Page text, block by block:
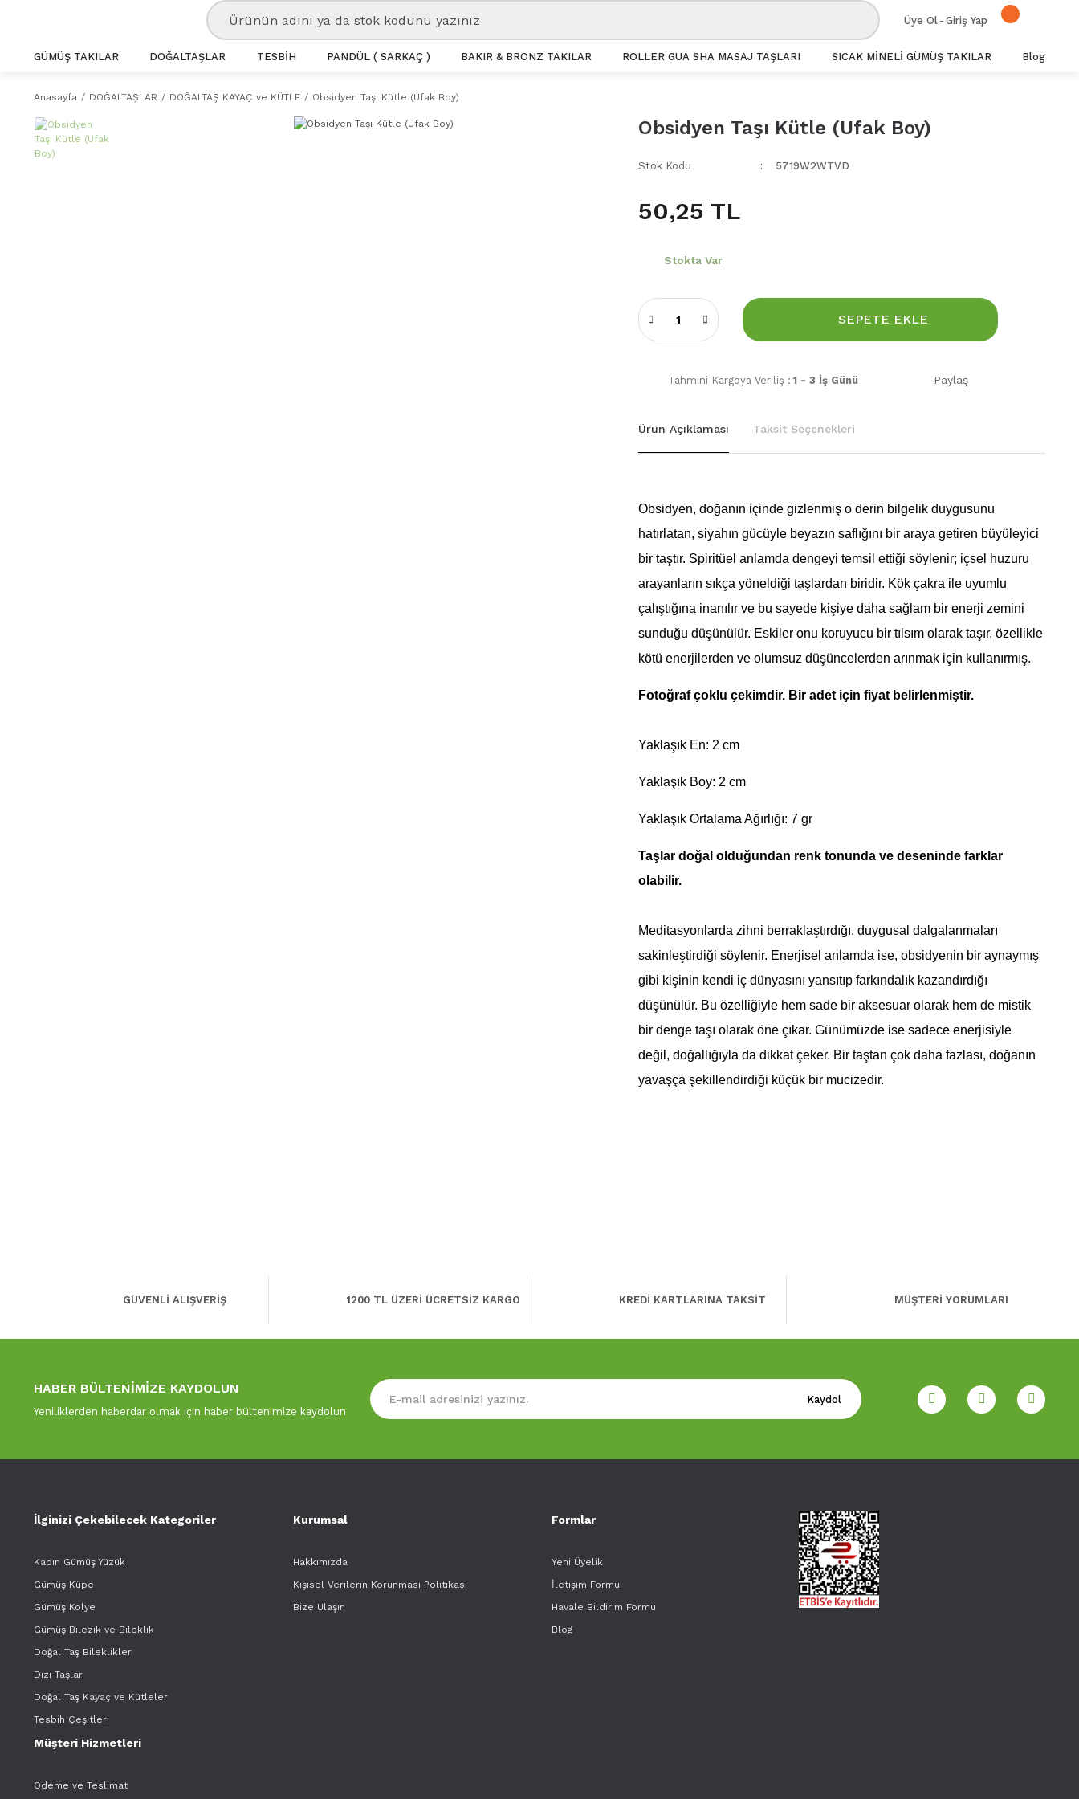
Üye Ol - Giriş Yap
GÜMÜŞ TAKILAR DOĞALTAŞLAR TESBİH PANDÜL ( SARKAÇ ) BAKIR & BRONZ TAKILAR ROLLER GUA SHA MASAJ TAŞLARI SICAK MİNELİ GÜMÜŞ TAKILAR Blog
Anasayfa DOĞALTAŞLAR DOĞALTAŞ KAYAÇ ve KÜTLE Obsidyen Taşı Kütle (Ufak Boy)
Obsidyen Taşı Kütle (Ufak Boy)
Stok Kodu 5719W2WTVD
50,25 TL
Stokta Var
SEPETE EKLE
Tahmini Kargoya Veriliş : 1 - 3 İş Günü Paylaş
Ürün Açıklaması Taksit Seçenekleri
Obsidyen, doğanın içinde gizlenmiş o derin bilgelik duygusunu
hatırlatan, siyahın gücüyle beyazın saflığını bir araya getiren büyüleyici
bir taştır. Spiritüel anlamda dengeyi temsil ettiği söylenir; içsel huzuru
arayanların sıkça yöneldiği taşlardan biridir. Kök çakra ile uyumlu
çalıştığına inanılır ve bu sayede kişiye daha sağlam bir enerji zemini
sunduğu düşünülür. Eskiler onu koruyucu bir tılsım olarak taşır, özellikle
kötü enerjilerden ve olumsuz düşüncelerden arınmak için kullanırmış.
Fotoğraf çoklu çekimdir. Bir adet için fiyat belirlenmiştir.
Yaklaşık En: 2 cm
Yaklaşık Boy: 2 cm
Yaklaşık Ortalama Ağırlığı: 7 gr
Taşlar doğal olduğundan renk tonunda ve deseninde farklar
olabilir.
Meditasyonlarda zihni berraklaştırdığı, duygusal dalgalanmaları
sakinleştirdiği söylenir. Enerjisel anlamda ise, obsidyenin bir aynaymış
gibi kişinin kendi iç dünyasını yansıtıp farkındalık kazandırdığı
düşünülür. Bu özelliğiyle hem sade bir aksesuar olarak hem de mistik
bir denge taşı olarak öne çıkar. Günümüzde ise sadece enerjisiyle
değil, doğallığıyla da dikkat çeker. Bir taştan çok daha fazlası, doğanın
yavaşça şekillendirdiği küçük bir mucizedir.
GÜVENLİ ALIŞVERİŞ 1200 TL ÜZERİ ÜCRETSİZ KARGO KREDİ KARTLARINA TAKSİT MÜŞTERİ YORUMLARI
HABER BÜLTENİMİZE KAYDOLUN
Yeniliklerden haberdar olmak için haber bültenimize kaydolun
Kaydol
İlginizi Çekebilecek Kategoriler
Kadın Gümüş Yüzük
Gümüş Küpe
Gümüş Kolye
Gümüş Bilezik ve Bileklik
Doğal Taş Bileklikler
Dizi Taşlar
Doğal Taş Kayaç ve Kütleler
Tesbih Çeşitleri
Kurumsal
Hakkımızda
Kişisel Verilerin Korunması Politikası
Bize Ulaşın
Formlar
Yeni Üyelik
İletişim Formu
Havale Bildirim Formu
Blog
Müşteri Hizmetleri
Ödeme ve Teslimat